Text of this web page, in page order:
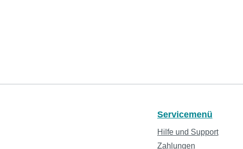
Servicemenü
Hilfe und Support
Zahlungen